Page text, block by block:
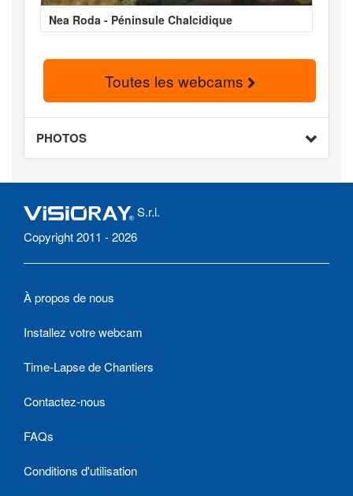
Nea Roda - Péninsule Chalcidique
Toutes les webcams
PHOTOS
S.r.l.
Copyright 2011 - 2026
À propos de nous
Installez votre webcam
Time-Lapse de Chantiers
Contactez-nous
FAQs
Conditions d'utilisation